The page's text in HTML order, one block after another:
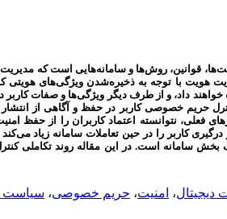
قوانین، روش‌ها و سامانه‌هایی است که
هویت با توجه به ذخیره‌شدن ویژگی‌های هویتی
داد، و از طرف دیگر ویژگی‌ها و صفات
حریم خصوصی کاربر در حفظ و آگاهی از انتشار
فعلی، نتوانسته اعتماد کاربران را از حفظ
کاربر را در حین تعاملات سامانه زیاد
بخش سامانه است. در این مقاله روند
دیجیتال، امنیت، حریم خصوصی، سیاست